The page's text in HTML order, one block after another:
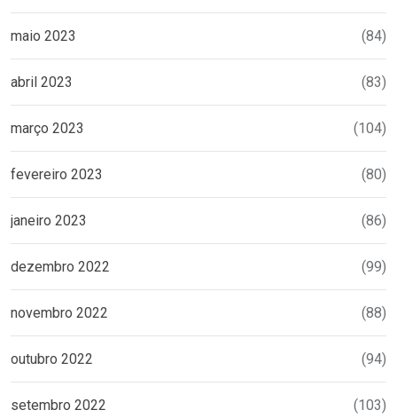
maio 2023 (84)
abril 2023 (83)
março 2023 (104)
fevereiro 2023 (80)
janeiro 2023 (86)
dezembro 2022 (99)
novembro 2022 (88)
outubro 2022 (94)
setembro 2022 (103)